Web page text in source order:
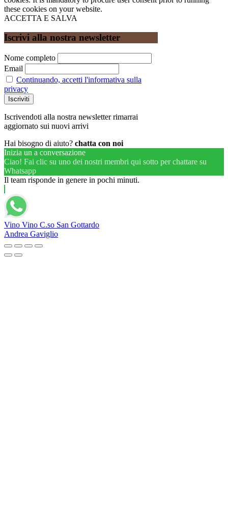
these cookies on your website.
ACCETTA E SALVA
Iscrivi alla nostra newsletter
Nome completo
Email
Continuando, accetti l'informativa sulla
privacy
Iscrivendoti alla nostra newsletter rimarrai
aggiornato sui nuovi arrivi
Hai bisogno di aiuto? chatta con noi
Inizia un a conversazione
Ciao! Fai clic su uno dei nostri membri qui sotto per chattare su
Whatsapp
Il team risponde in genere in pochi minuti.
Vino Vino C.so San Gottardo
Andrea Gaviglio